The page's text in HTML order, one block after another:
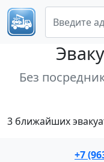
Без
3 ближайших
+7